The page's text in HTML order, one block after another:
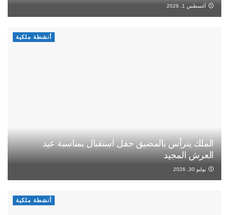
أغسطس 1, 2026
أنشطة ملكية
الملك يترأس بالمضيق حفل استقبال بمناسبة عيد
العرش المجيد
يوليو 30, 2026
أنشطة ملكية